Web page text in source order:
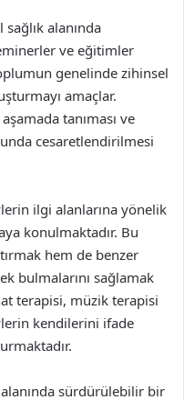
alanında
ve eğitimler
genelinde zihinsel
amaçlar.
tanıması ve
cesaretlendirilmesi
ilgi alanlarına yönelik
konulmaktadır. Bu
hem de benzer
bulmalarını sağlamak
terapisi, müzik terapisi
kendilerini ifade
sürdürülebilir bir